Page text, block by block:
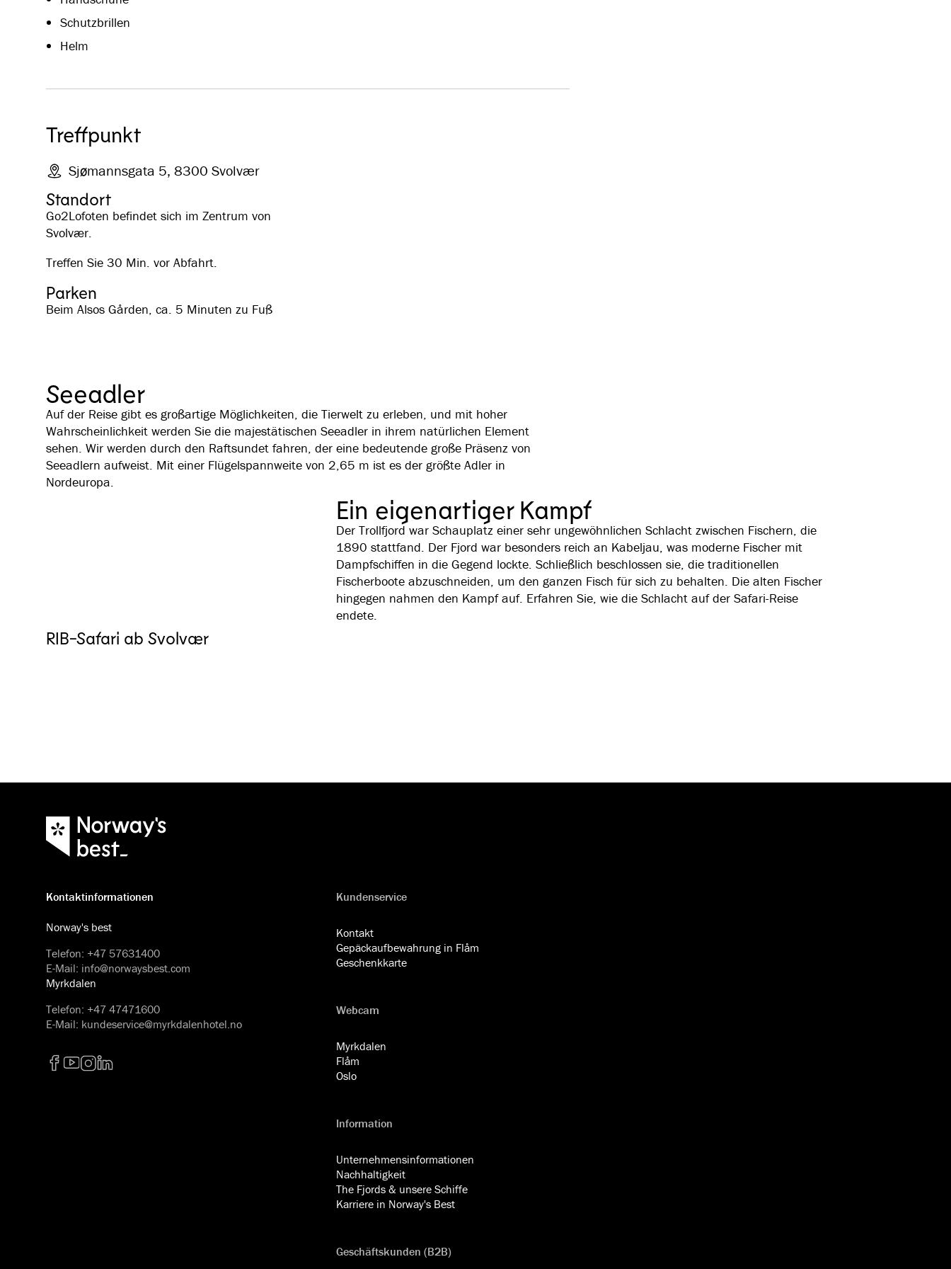
Schutzbrillen
Helm
Treffpunkt
Sjømannsgata 5, 8300 Svolvær
Standort
Go2Lofoten befindet sich im Zentrum von
Svolvær.
Treffen Sie 30 Min. vor Abfahrt.
Parken
Beim Alsos Gården, ca. 5 Minuten zu Fuß
Seeadler
Auf der Reise gibt es großartige Möglichkeiten, die Tierwelt zu erleben, und mit hoher
Wahrscheinlichkeit werden Sie die majestätischen Seeadler in ihrem natürlichen Element
sehen. Wir werden durch den Raftsundet fahren, der eine bedeutende große Präsenz von
Seeadlern aufweist. Mit einer Flügelspannweite von 2,65 m ist es der größte Adler in
Nordeuropa.
Ein eigenartiger Kampf
Der Trollfjord war Schauplatz einer sehr ungewöhnlichen Schlacht zwischen Fischern, die
1890 stattfand. Der Fjord war besonders reich an Kabeljau, was moderne Fischer mit
Dampfschiffen in die Gegend lockte. Schließlich beschlossen sie, die traditionellen
Fischerboote abzuschneiden, um den ganzen Fisch für sich zu behalten. Die alten Fischer
hingegen nahmen den Kampf auf. Erfahren Sie, wie die Schlacht auf der Safari-Reise
endete.
RIB-Safari ab Svolvær
Kontaktinformationen
Norway's best
Telefon: +47 57631400
E-Mail: info@norwaysbest.com
Myrkdalen
Telefon: +47 47471600
E-Mail: kundeservice@myrkdalenhotel.no
Kundenservice
Kontakt
Gepäckaufbewahrung in Flåm
Geschenkkarte
Webcam
Myrkdalen
Flåm
Oslo
Information
Unternehmensinformationen
Nachhaltigkeit
The Fjords & unsere Schiffe
Karriere in Norway's Best
Geschäftskunden (B2B)